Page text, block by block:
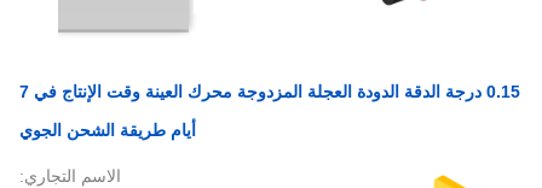
0.15 درجة الدقة الدودة العجلة المزدوجة محرك العينة وقت الإنتاج في 7
أيام طريقة الشحن الجوي
الاسم التجاري: